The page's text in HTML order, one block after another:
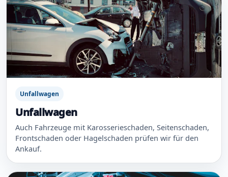
Unfallwagen
Unfallwagen
Auch Fahrzeuge mit Karosserieschaden, Seitenschaden,
Frontschaden oder Hagelschaden prüfen wir für den
Ankauf.